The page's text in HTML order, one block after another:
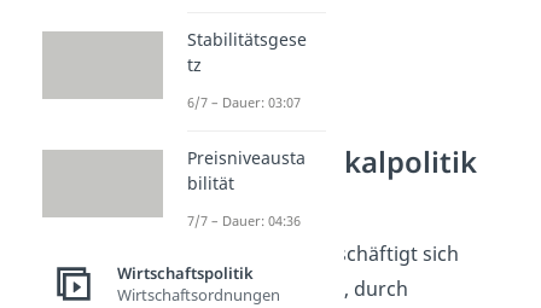
Expansive Fiskalpolitik
Erklärung
beschäftigt sich
hauptsächlich damit, durch
Stabilitätsgese
tz
6/7 – Dauer: 03:07
Preisniveausta
bilität
7/7 – Dauer: 04:36
Wirtschaftspolitik
Wirtschaftsordnungen